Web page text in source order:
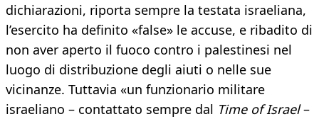
dichiarazioni, riporta sempre la testata israeliana,
l’esercito ha definito «false» le accuse, e ribadito di
non aver aperto il fuoco contro i palestinesi nel
luogo di distribuzione degli aiuti o nelle sue
vicinanze. Tuttavia «un funzionario militare
israeliano – contattato sempre dal Time of Israel–